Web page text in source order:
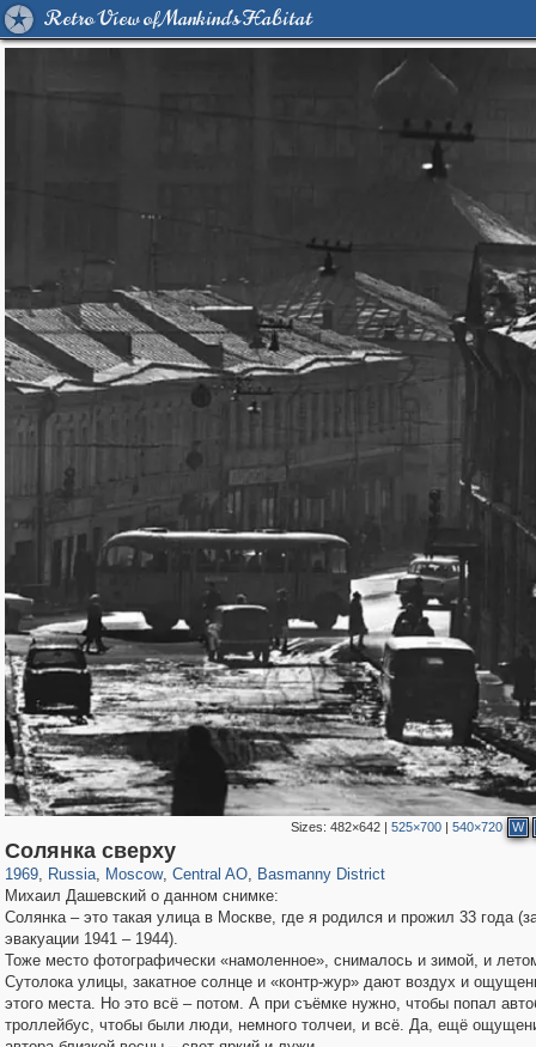
Retro View of Mankind's Habitat
Sizes:482×642 |525×700 |540×720 W
Солянка сверху
1969, Russia
1,407,363 29,248
, Moscow
319,882 8,286
, Central AO
160,021
, Basmanny District
Михаил Дашевский о данном снимке:
Солянка – это такая улица в Москве, где я родился и прожил 33 года
эвакуации 1941 – 1944).
Тоже место фотографически «намоленное», снималось и зимой, и
Сутолока улицы, закатное солнце и «контр-жур» дают воздух и
этого места. Но это всё – потом. А при съёмке нужно, чтобы попал
троллейбус, чтобы были люди, немного толчеи, и всё. Да, ещё